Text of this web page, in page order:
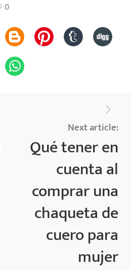
0
Next article:
Qué tener en
cuenta al
comprar una
chaqueta de
cuero para
mujer